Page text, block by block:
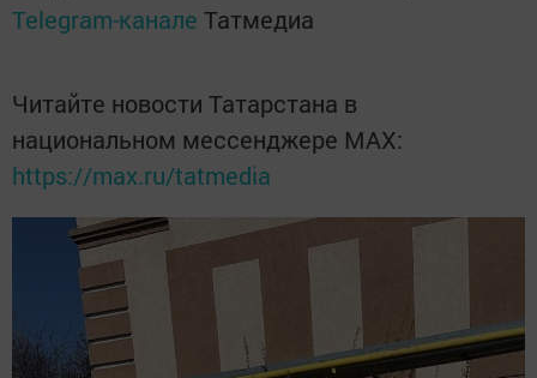
Telegram-канале Татмедиа
Читайте новости Татарстана в
национальном мессенджере MАХ:
https://max.ru/tatmedia